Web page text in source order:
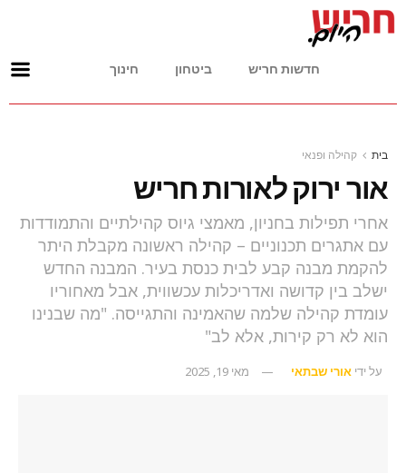
חדשות חריש ביטחון חינוך
בית קהילה ופנאי
אור ירוק לאורות חריש
אחרי תפילות בחניון, מאמצי גיוס קהילתיים והתמודדות
עם אתגרים תכנוניים – קהילה ראשונה מקבלת היתר
להקמת מבנה קבע לבית כנסת בעיר. המבנה החדש
ישלב בין קדושה ואדריכלות עכשווית, אבל מאחוריו
עומדת קהילה שלמה שהאמינה והתגייסה. "מה שבנינו
הוא לא רק קירות, אלא לב"
על ידי אורי שבתאי מאי 19, 2025